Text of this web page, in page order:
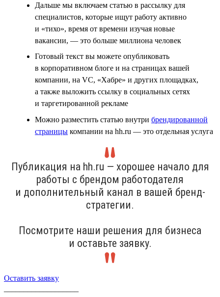
Дальше мы включаем статью в рассылку для
специалистов, которые ищут работу активно
и «тихо», время от времени изучая новые
вакансии, — это больше миллиона человек
Готовый текст вы можете опубликовать
в корпоративном блоге и на страницах вашей
компании, на VC, «Хабре» и других площадках,
а также выложить ссылку в социальных сетях
и таргетированной рекламе
Можно разместить статью внутри брендированной
страницы компании на hh.ru — это отдельная услуга
Публикация на hh.ru — хорошее начало для
работы с брендом работодателя
и дополнительный канал в вашей бренд-
стратегии.
Посмотрите наши решения для бизнеса
и оставьте заявку.
Оставить заявку